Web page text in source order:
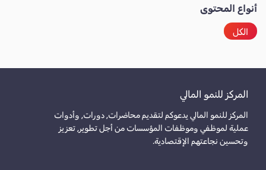
أنواع المحتوى
الكل
المركز للنمو المالي
المركز للنمو المالي يدعوكم لتقديم محاضرات, دورات, وأدوات
عملية لموظفي وموظفات المؤسسات من أجل تطوير, تعزيز
وتحسين نجاعتهم الإقتصادية.